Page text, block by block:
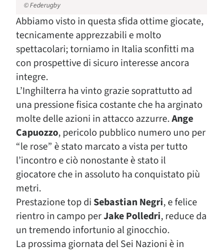
© Federugby
Abbiamo visto in questa sfida ottime giocate,
tecnicamente apprezzabili e molto
spettacolari; torniamo in Italia sconfitti ma
con prospettive di sicuro interesse ancora
integre.
L’Inghilterra ha vinto grazie soprattutto ad
una pressione fisica costante che ha arginato
molte delle azioni in attacco azzurre.Ange
Capuozzo, pericolo pubblico numero uno per
“le rose” è stato marcato a vista per tutto
l’incontro e ciò nonostante è stato il
giocatore che in assoluto ha conquistato più
metri.
Prestazione top di Sebastian Negri, e felice
rientro in campo perJake Polledri, reduce da
un tremendo infortunio al ginocchio.
La prossima giornata del Sei Nazioni è in